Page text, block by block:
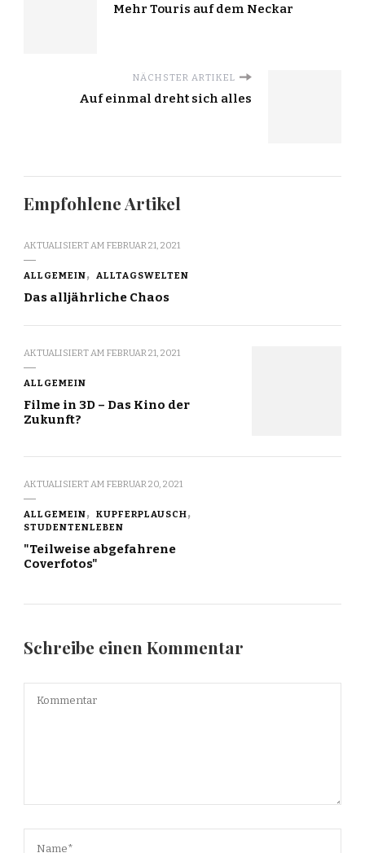
Mehr Touris auf dem Neckar
NÄCHSTER ARTIKEL
Auf einmal dreht sich alles
Empfohlene Artikel
AKTUALISIERT AM FEBRUAR 21, 2021
ALLGEMEIN ALLTAGSWELTEN
Das alljährliche Chaos
AKTUALISIERT AM FEBRUAR 21, 2021
ALLGEMEIN
Filme in 3D – Das Kino der
Zukunft?
AKTUALISIERT AM FEBRUAR 20, 2021
ALLGEMEIN
KUPFERPLAUSCH
STUDENTENLEBEN
"Teilweise abgefahrene
Coverfotos"
Schreibe einen Kommentar